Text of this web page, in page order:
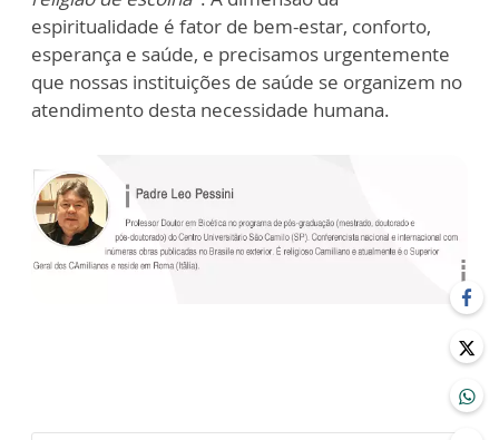
espiritualidade é fator de bem-estar, conforto,
esperança e saúde, e precisamos urgentemente
que nossas instituições de saúde se organizem no
atendimento desta necessidade humana.